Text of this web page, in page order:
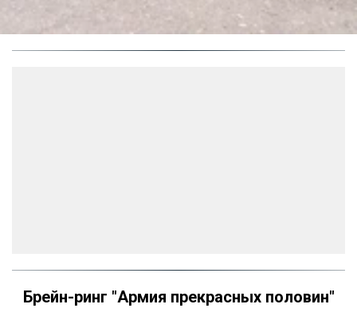
Брейн-ринг "Армия прекрасных половин"